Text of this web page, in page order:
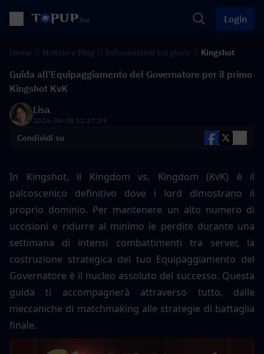
Login
Kingshot
Guida all'Equipaggiamento del Governatore per il primo
Kingshot KvK
Lisa
2026-04-28 11:37:29
Condividi su
In Kingshot, il Kingdom vs. Kingdom (KvK) è il
palcoscenico definitivo dove i lord dimostrano il
proprio dominio. Per mantenere un alto numero di
uccisioni e ridurre al minimo le perdite durante una
settimana di intensi combattimenti tra server, la
costruzione strategica del tuo Equipaggiamento del
Governatore è il nucleo assoluto del successo. Questa
guida ti accompagnerà attraverso tutto, dalle
meccaniche di matchmaking alle strategie di battaglia
finale.